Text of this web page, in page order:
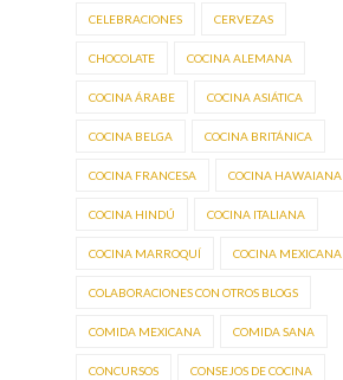
CELEBRACIONES CERVEZAS
CHOCOLATE COCINA ALEMANA
COCINA ÁRABE COCINA ASIÁTICA
COCINA BELGA COCINA BRITÁNICA
COCINA FRANCESA COCINA HAWAIANA
COCINA HINDÚ COCINA ITALIANA
COCINA MARROQUÍ COCINA MEXICANA
COLABORACIONES CON OTROS BLOGS
COMIDA MEXICANA COMIDA SANA
CONCURSOS CONSEJOS DE COCINA